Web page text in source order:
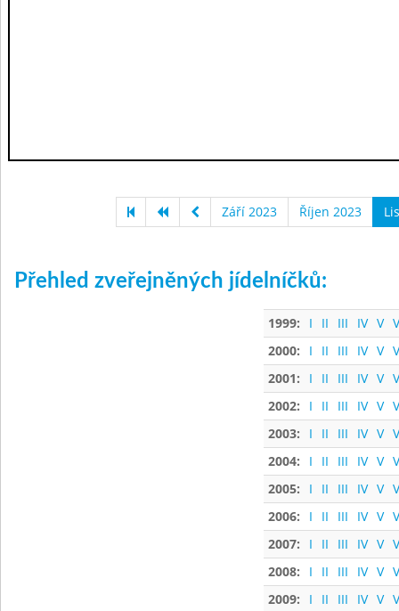
Září 2023 Říjen 2023
Přehled zveřejněných jídelníčků:
1999: I II III IV V
2000:
I II III IV V
2001:
I II III IV V
2002:
I II III IV V
2003:
I II III IV V
2004:
I II III IV V
2005:
I II III IV V
2006:
I II III IV V
2007:
I II III IV V
2008:
I II III IV V
2009:
I II III IV V